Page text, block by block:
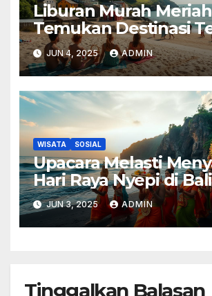
Liburan Murah
Temukan Destinasi
JUN 4, 2025 ADMIN
WISATA SOSIAL
Upacara Melasti
Hari Raya Nyepi di Bali
JUN 3, 2025 ADMIN
Tinggalkan Balasan